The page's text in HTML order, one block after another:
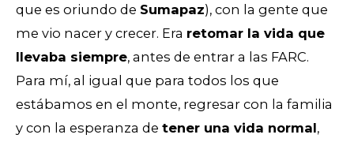
que es oriundo de Sumapaz), con la gente que
me vio nacer y crecer. Era retomar la vida que
llevaba siempre, antes de entrar a las FARC.
Para mí, al igual que para todos los que
estábamos en el monte, regresar con la familia
y con la esperanza de tener una vida normal,